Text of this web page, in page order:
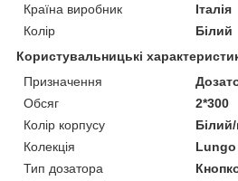
Країна виробник
Італія
Колір
Білий
Користувальницькі
Призначення
Обсяг
2*300
Колір корпусу
Колекція
Lungo
Тип дозатора